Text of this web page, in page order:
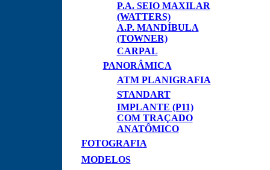
P.A. SEIO MAXILAR
(WATTERS)
A.P. MANDÍBULA
(TOWNER)
CARPAL
PANORÂMICA
ATM PLANIGRAFIA
STANDART
IMPLANTE (P11)
COM TRAÇADO
ANATÔMICO
FOTOGRAFIA
MODELOS